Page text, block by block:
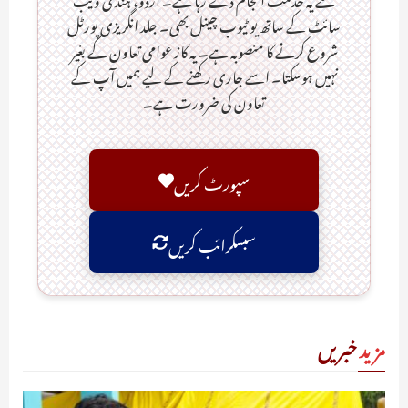
سائٹ کے ساتھ یو ٹیوب چینل بھی۔ جلد انگریزی پورٹل
شروع کرنے کا منصوبہ ہے۔ یہ کاز عوامی تعاون کے بغیر
نہیں ہوسکتا۔ اسے جاری رکھنے کے لیے ہمیں آپ کے
تعاون کی ضرورت ہے۔
سپورٹ کریں
سبسکرائب کریں
مزیدخبریں